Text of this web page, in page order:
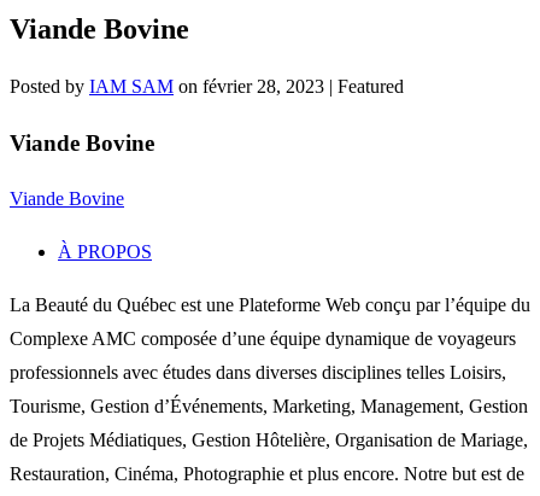
Viande Bovine
Posted by IAM SAM on février 28, 2023 | Featured
Viande Bovine
Viande Bovine
À PROPOS
La Beauté du Québec est une Plateforme Web conçu par l’équipe du
Complexe AMC composée d’une équipe dynamique de voyageurs
professionnels avec études dans diverses disciplines telles Loisirs,
Tourisme, Gestion d’Événements, Marketing, Management, Gestion
de Projets Médiatiques, Gestion Hôtelière, Organisation de Mariage,
Restauration, Cinéma, Photographie et plus encore. Notre but est de